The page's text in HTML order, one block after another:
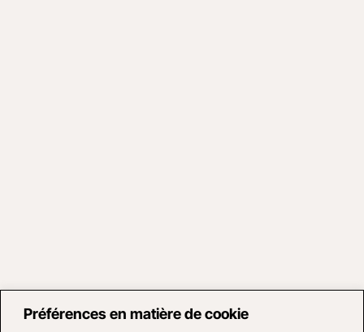
Préférences en matière de cookie